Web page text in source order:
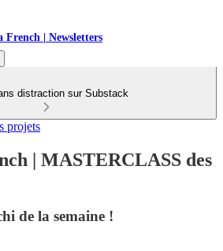
French | Newsletters
distraction sur Substack
projets
| MASTERCLASS des
de la semaine !